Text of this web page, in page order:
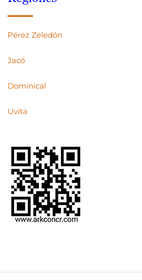
Pérez Zeledón
Jacó
Dominical
Uvita